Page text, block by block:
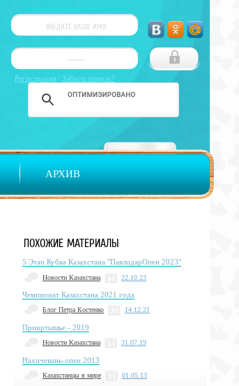
АРХИВ
Регистрация | Забыли пароль?
ПОХОЖИЕ МАТЕРИАЛЫ
5 Этап Кубка Казахстана "ПавлодарОпен 2023"
Новости Казахстана 22.10.23
Чемпионат Казахстана 2021 года
Блог Петра Костенко 14.12.21
Прииртышье - 2019
Новости Казахстана 31.07.19
Нахичевань-опен 2013
Казахстанцы в мире 01.05.13